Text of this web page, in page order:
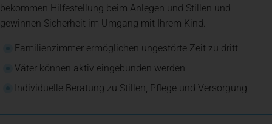
bekommen Hilfestellung beim Anlegen und Stillen und
gewinnen Sicherheit im Umgang mit Ihrem Kind.
Familienzimmer ermöglichen ungestörte Zeit zu dritt
Väter können aktiv eingebunden werden
Individuelle Beratung zu Stillen, Pflege und Versorgung